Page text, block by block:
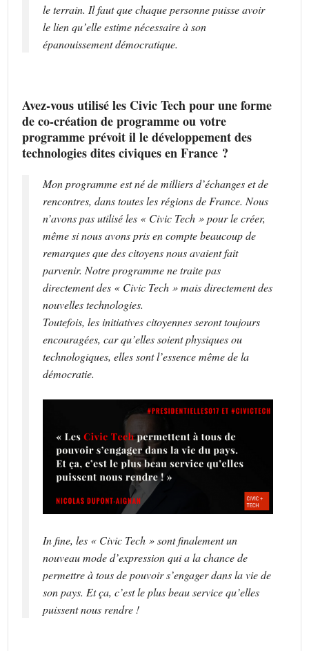
le terrain. Il faut que chaque personne puisse avoir
le lien qu’elle estime nécessaire à son
épanouissement démocratique.
Avez-vous utilisé les Civic Tech pour une forme
de co-création de programme ou votre
programme prévoit il le développement des
technologies dites civiques en France ?
Mon programme est né de milliers d’échanges et de
rencontres, dans toutes les régions de France. Nous
n’avons pas utilisé les « Civic Tech » pour le créer,
même si nous avons pris en compte beaucoup de
remarques que des citoyens nous avaient fait
parvenir. Notre programme ne traite pas
directement des « Civic Tech » mais directement des
nouvelles technologies.
Toutefois, les initiatives citoyennes seront toujours
encouragées, car qu’elles soient physiques ou
technologiques, elles sont l’essence même de la
démocratie.
In fine, les « Civic Tech » sont finalement un
nouveau mode d’expression qui a la chance de
permettre à tous de pouvoir s’engager dans la vie de
son pays. Et ça, c’est le plus beau service qu’elles
puissent nous rendre !